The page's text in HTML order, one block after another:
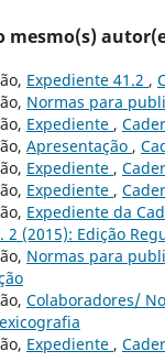
mesmo(s)
Expediente 41.2 ,
Normas para
Expediente ,
Apresentação ,
Expediente ,
Expediente ,
Expediente da
2 (2015): Edição
Normas para
Colaboradores/
Expediente ,